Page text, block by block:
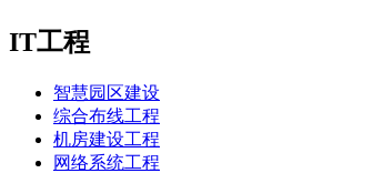
IT工程
智慧园区建设
综合布线工程
机房建设工程
网络系统工程